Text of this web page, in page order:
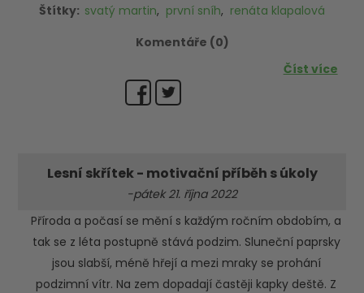
Štítky: svatý martin, první sníh, renáta klapalová
Komentáře (0)
Číst více
Lesní skřítek - motivační příběh s úkoly
-pátek 21. října 2022
Příroda a počasí se mění s každým ročním obdobím, a
tak se z léta postupně stává podzim. Sluneční paprsky
jsou slabší, méně hřejí a mezi mraky se prohání
podzimní vítr. Na zem dopadají častěji kapky deště. Z